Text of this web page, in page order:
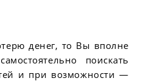
денег, то Вы вполне
поискать
и при возможности —